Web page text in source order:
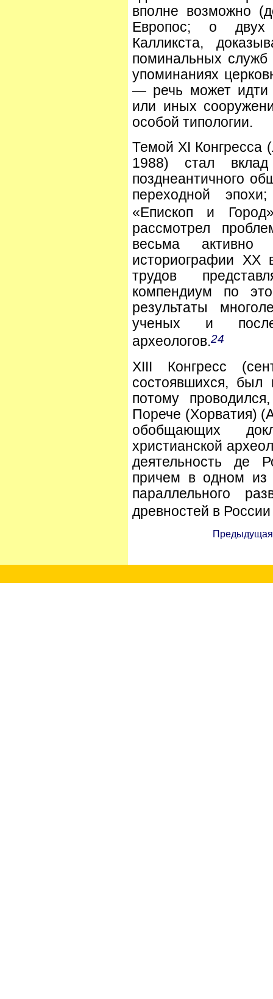
вполне возможно
Европос; о двух
Калликста,
поминальных
упоминаниях
— речь может идти
или иных
особой типологии.
Темой XI Конгресса
1988) стал
позднеантичного
переходной
«Епископ и
рассмотрел
весьма активно
историографии
трудов
компендиум по
результаты
ученых и
археологов.24
XIII Конгресс
состоявшихся,
потому
Порече (Хорватия)
обобщающих
христианской
деятельность де
причем в одном из
параллельного
древностей в
Предыдущая